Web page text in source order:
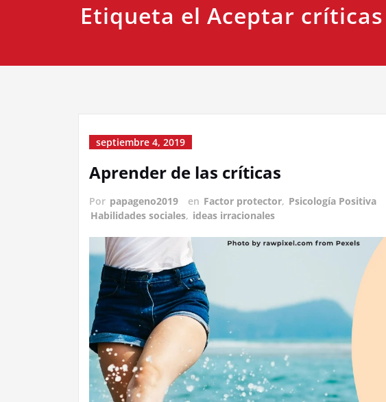
Etiqueta el Aceptar críticas
septiembre 4, 2019
Aprender de las críticas
Por papageno2019 en Factor protector, Psicología Positiva
Habilidades sociales, ideas irracionales